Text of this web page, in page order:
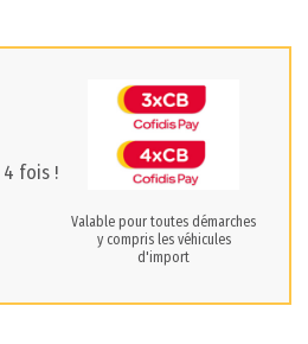
4 fois !
Valable pour toutes démarches
y compris les véhicules
d'import